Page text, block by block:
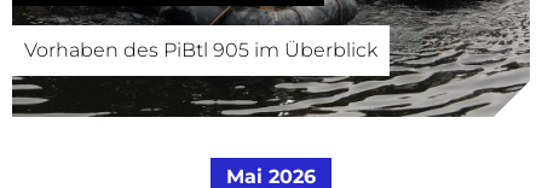
Vorhaben des PiBtl 905 im Überblick
Mai 2026